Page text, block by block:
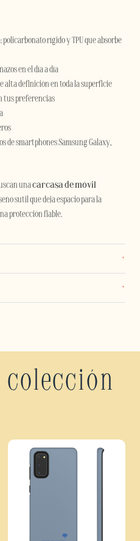
policarbonato rígido y TPU que absorbe
en el día a día
alta definición en toda la superficie
tus preferencias
de smartphones Samsung Galaxy,
unacarcasa de móvil
sutil que deja espacio para la
protección fiable.
colección